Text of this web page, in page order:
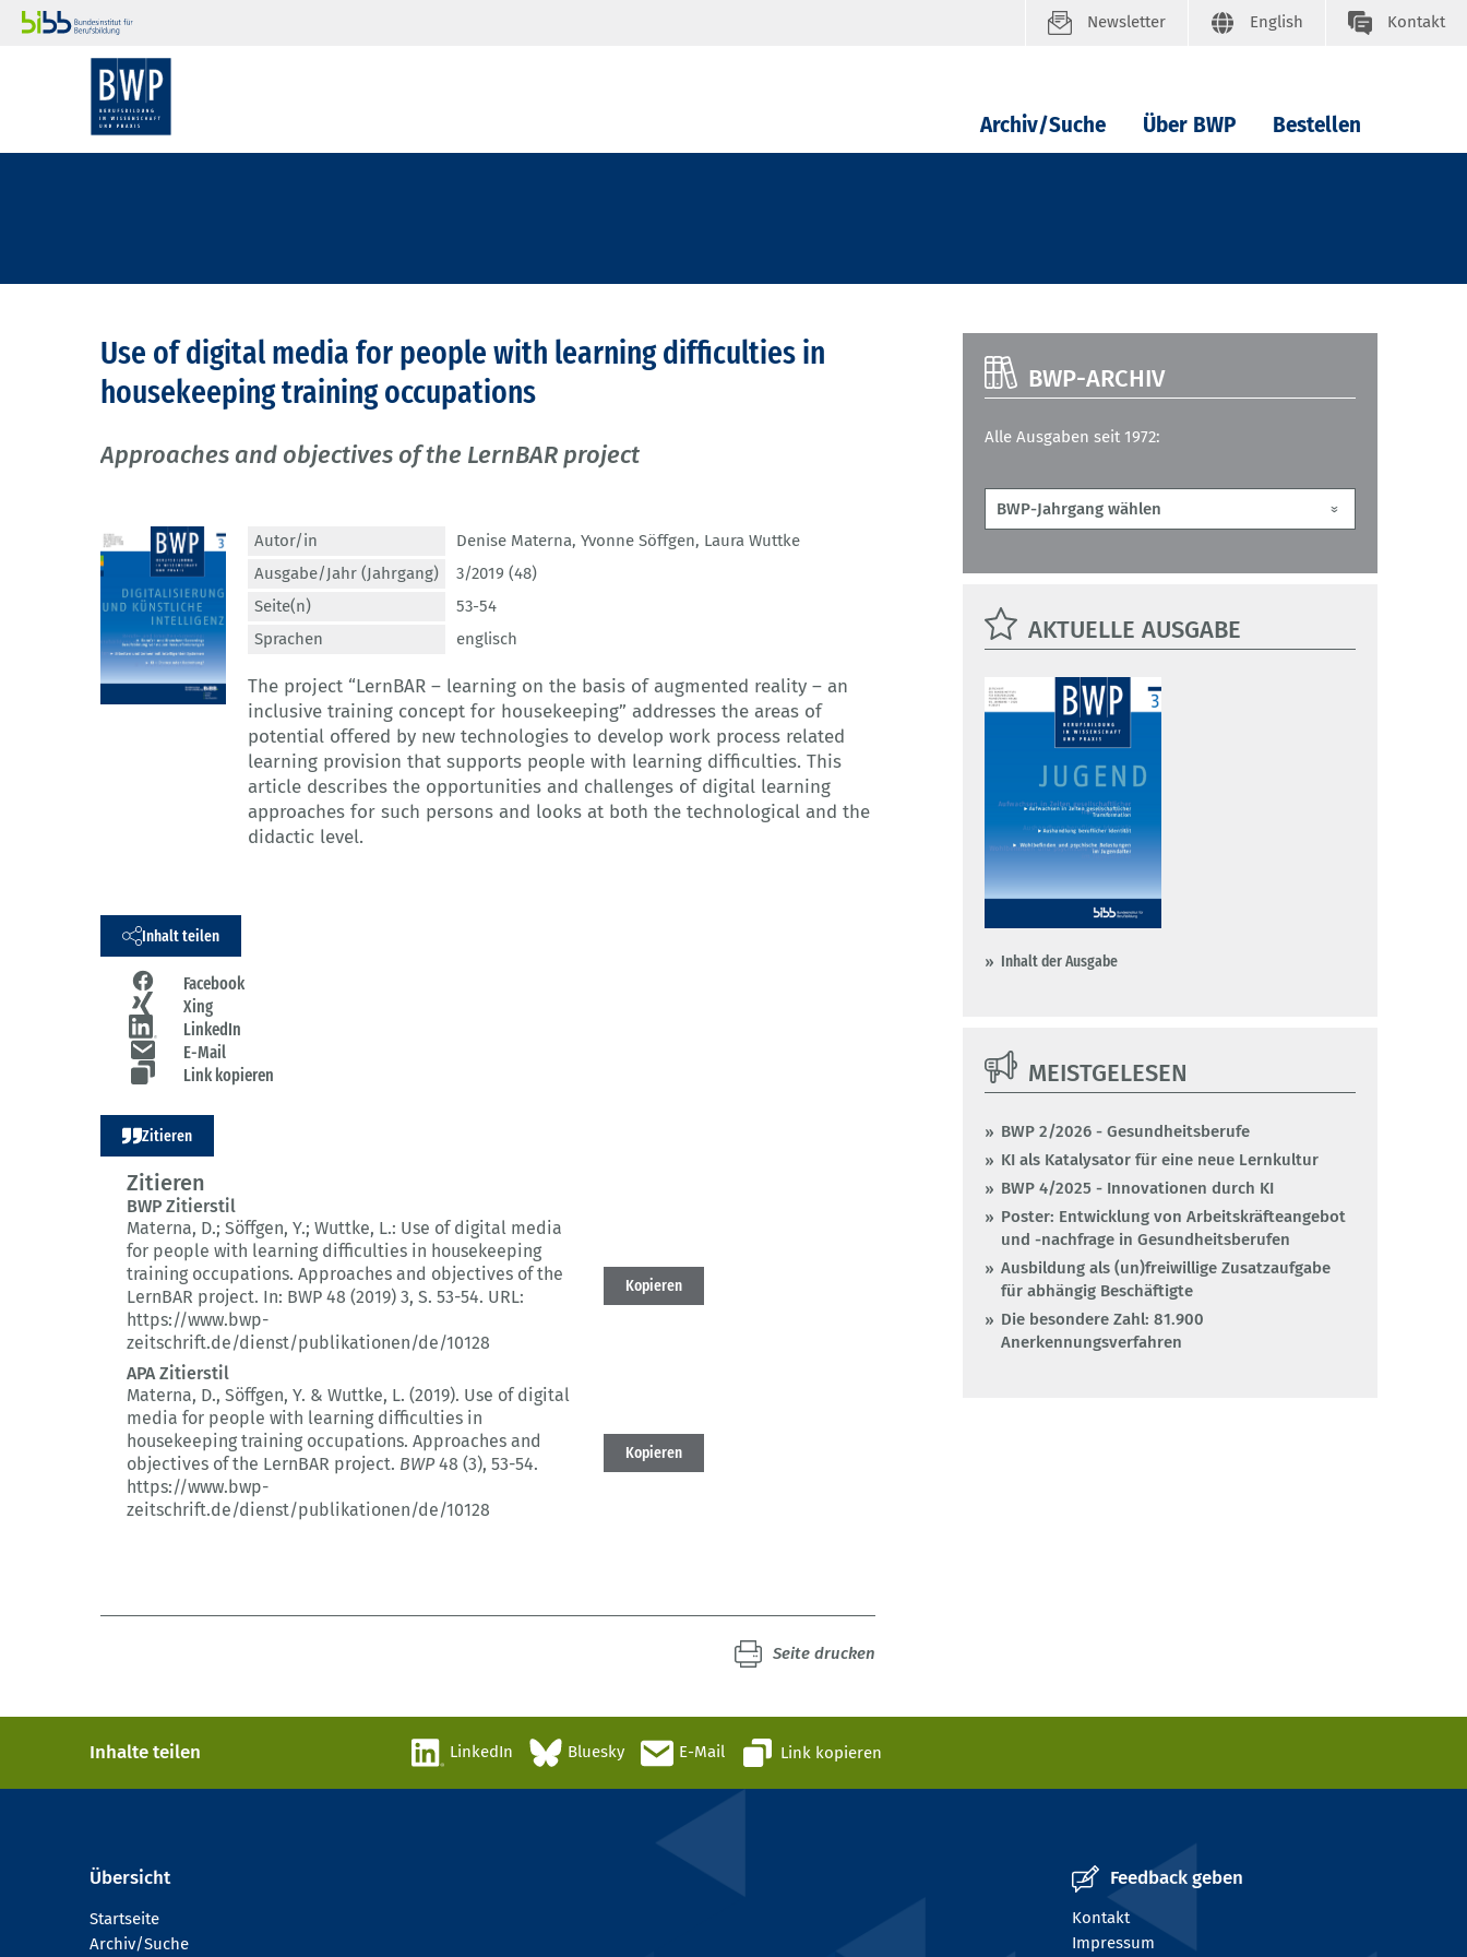
Newsletter English Kontakt
Archiv/Suche Über BWP Bestellen
Use of digital media for people with learning difficulties in
housekeeping training occupations
Approaches and objectives of the LernBAR project
Autor/in Denise Materna, Yvonne Söffgen, Laura Wuttke
Ausgabe/Jahr (Jahrgang)
3/2019 (48)
Seite(n)
53-54
Sprachen
englisch
The project “LernBAR – learning on the basis of augmented reality – an
inclusive training concept for housekeeping” addresses the areas of
potential offered by new technologies to develop work process related
learning provision that supports people with learning difficulties. This
article describes the opportunities and challenges of digital learning
approaches for such persons and looks at both the technological and the
didactic level.
Inhalt teilen
Facebook
Xing
LinkedIn
E-Mail
Link kopieren
Zitieren
Zitieren
BWP Zitierstil
Materna, D.; Söffgen, Y.; Wuttke, L.: Use of digital media
for people with learning difficulties in housekeeping
training occupations. Approaches and objectives of the
LernBAR project. In: BWP 48 (2019) 3, S. 53-54. URL:
https://www.bwp-
zeitschrift.de/dienst/publikationen/de/10128
Kopieren
APA Zitierstil
Materna, D., Söffgen, Y. & Wuttke, L. (2019). Use of digital
media for people with learning difficulties in
housekeeping training occupations. Approaches and
objectives of the LernBAR project. BWP48 (3), 53-54.
https://www.bwp-
zeitschrift.de/dienst/publikationen/de/10128
Kopieren
Seite drucken
BWP-ARCHIV
Alle Ausgaben seit 1972:
AKTUELLE AUSGABE
Inhalt der Ausgabe
MEISTGELESEN
BWP 2/2026 - Gesundheitsberufe
KI als Katalysator für eine neue Lernkultur
BWP 4/2025 - Innovationen durch KI
Poster: Entwicklung von Arbeitskräfteangebot
und -nachfrage in Gesundheitsberufen
Ausbildung als (un)freiwillige Zusatzaufgabe
für abhängig Beschäftigte
Die besondere Zahl: 81.900
Anerkennungsverfahren
Inhalte teilen LinkedIn Bluesky E-Mail Link kopieren
Übersicht
Startseite
Archiv/Suche
Feedback geben
Kontakt
Impressum